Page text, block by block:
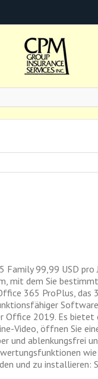
99,99 USD pro
mit dem Sie
365 ProPlus, das
2019. Es bietet
Video, öffnen Sie
und ablenkungsfrei
und zu